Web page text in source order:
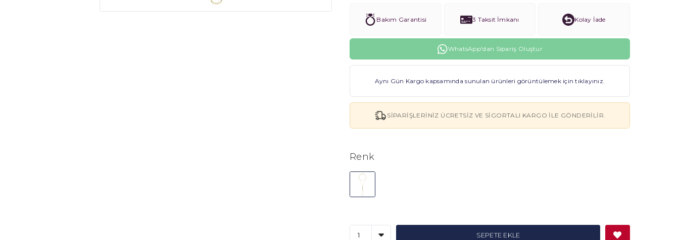
Bakım Garantisi 3 Taksit İmkanı Kolay İade
WhatsApp'dan Sipariş Oluştur
Aynı Gün Kargo kapsamında sunulan ürünleri görüntülemek için tıklayınız.
SIPARIŞLERINIZ ÜCRETSIZ VE SIGORTALI KARGO ILE GÖNDERILIR.
Renk
SEPETE EKLE